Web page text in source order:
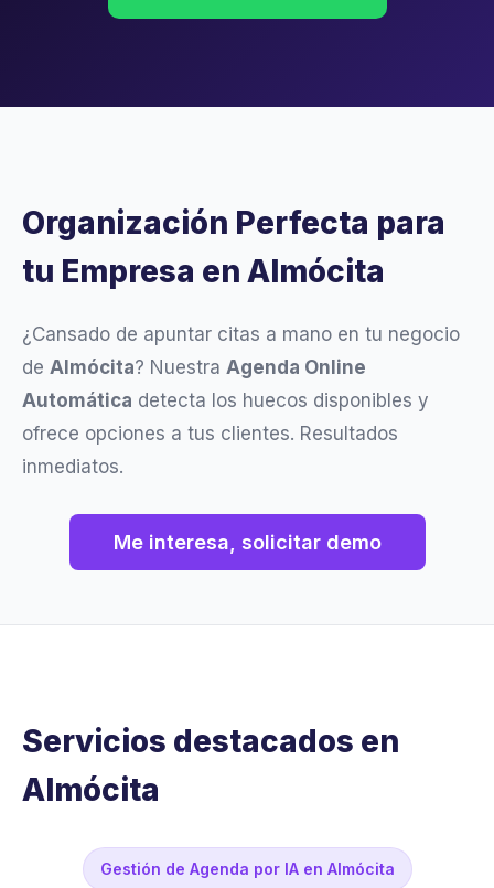
Organización Perfecta para
tu Empresa en Almócita
¿Cansado de apuntar citas a mano en tu negocio
de Almócita? Nuestra Agenda Online
Automática detecta los huecos disponibles y
ofrece opciones a tus clientes. Resultados
inmediatos.
Me interesa, solicitar demo
Servicios destacados en
Almócita
Gestión de Agenda por IA en Almócita